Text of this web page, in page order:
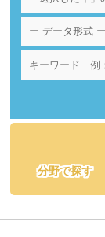
分野で探す